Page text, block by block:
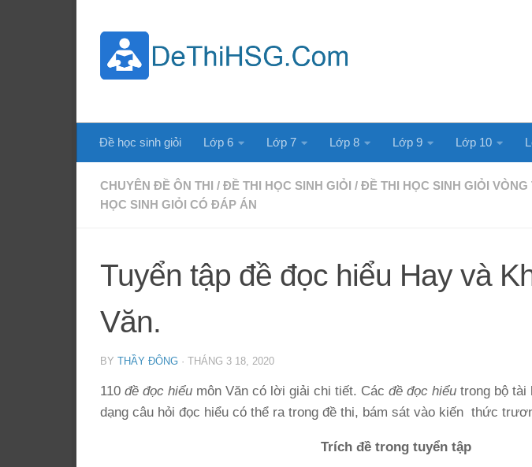
Đề học sinh giỏi Lớp 6 Lớp 7 Lớp 8 Lớp 9 Lớp 10
CHUYÊN ĐỀ ÔN THI / ĐỀ THI HỌC SINH GIỎI / ĐỀ THI HỌC SINH GIỎI VÒNG
HỌC SINH GIỎI CÓ ĐÁP ÁN
Tuyển tập đề đọc hiểu Hay và
Văn.
BY THẦY ĐÔNG · THÁNG 3 18, 2020
110 đề đọc hiểu môn Văn có lời giải chi tiết. Các đề đọc hiểu trong bộ tài
dạng câu hỏi đọc hiểu có thể ra trong đề thi, bám sát vào kiến thức
Trích đề trong tuyển tập